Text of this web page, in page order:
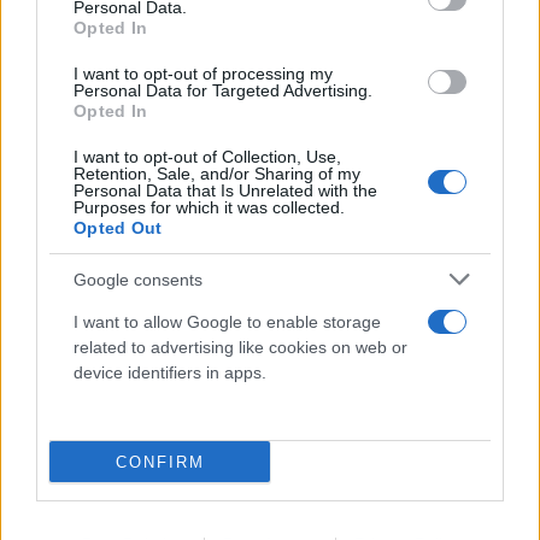
Personal Data.
Opted In
I want to opt-out of processing my
Personal Data for Targeted Advertising.
Opted In
I want to opt-out of Collection, Use,
Retention, Sale, and/or Sharing of my
Personal Data that Is Unrelated with the
Purposes for which it was collected.
Opted Out
Google consents
I want to allow Google to enable storage
related to advertising like cookies on web or
device identifiers in apps.
CONFIRM